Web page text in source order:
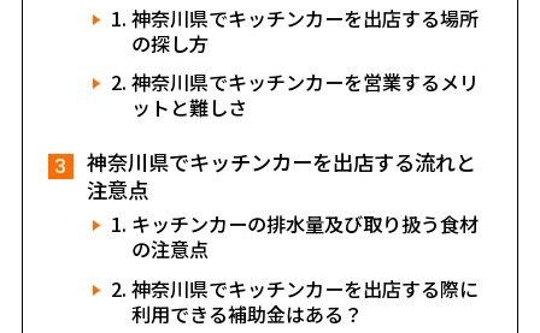
神奈川県でキッチンカーを出店する場所
の探し方
神奈川県でキッチンカーを営業するメリ
ットと難しさ
神奈川県でキッチンカーを出店する流れと
注意点
キッチンカーの排水量及び取り扱う食材
の注意点
神奈川県でキッチンカーを出店する際に
利用できる補助金はある？